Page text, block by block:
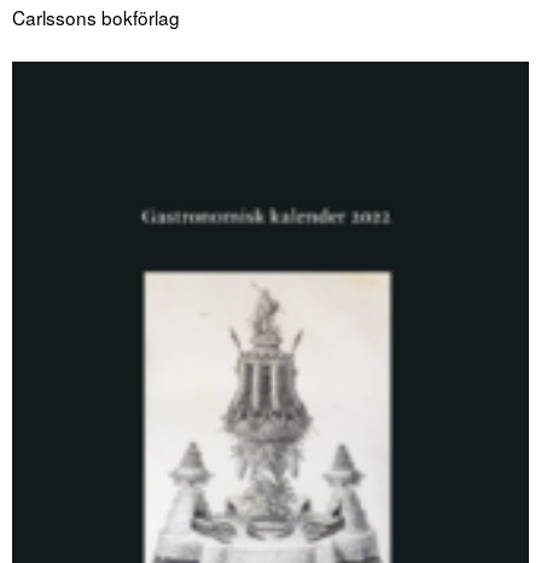
Carlssons bokförlag